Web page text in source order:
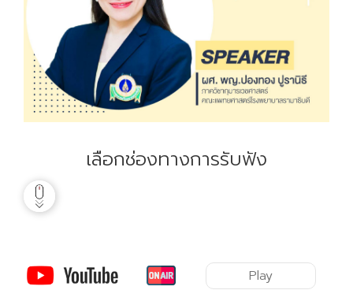
เลือกช่องทางการรับฟัง
Play